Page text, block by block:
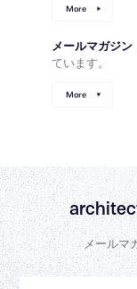
More
メールマガジン
ています。
More
メールマ